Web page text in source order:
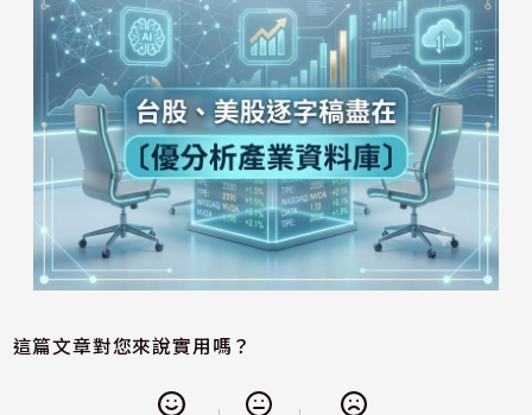
這篇文章對您來說實用嗎？